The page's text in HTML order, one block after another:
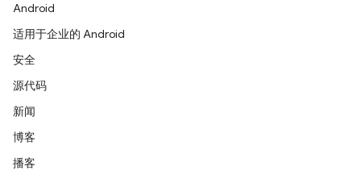
Android
适用于企业的 Android
安全
源代码
新闻
博客
播客